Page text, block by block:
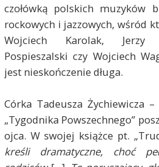
czołówką polskich muzyków
rockowych i jazzowych, wśród
Wojciech Karolak, Jerzy
Pospieszalski czy Wojciech
jest nieskończenie długa.
Córka Tadeusza Żychiewicza
„Tygodnika Powszechnego”
ojca. W swojej książce pt.
kreśli dramatyczne, choć